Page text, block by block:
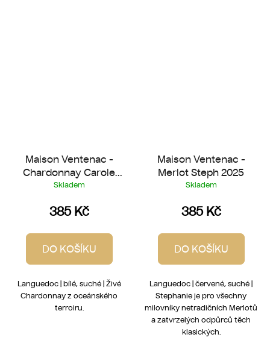
Maison Ventenac -
Chardonnay Carole
2025
Skladem
385 Kč
DO KOŠÍKU
Languedoc | bílé, suché | Živé
Chardonnay z oceánského
terroiru.
Maison Ventenac -
Merlot Steph 2025
Skladem
385 Kč
DO KOŠÍKU
Languedoc | červené, suché |
Stephanie je pro všechny
milovníky netradičních Merlotů
a zatvrzelých odpůrců těch
klasických.